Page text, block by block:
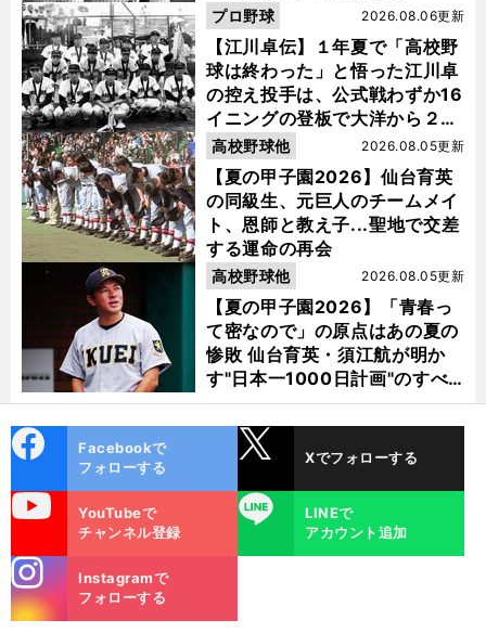
【江川卓伝】１年夏で「高校野
球は終わった」と悟った江川卓
の控え投手は、公式戦わずか16
イニングの登板で大洋から２位
指名を受けた
2026.08.06更新
プロ野球
【夏の甲子園2026】仙台育英
の同級生、元巨人のチームメイ
ト、恩師と教え子...聖地で交差
する運命の再会
2026.08.05更新
高校野球他
【夏の甲子園2026】「青春っ
て密なので」の原点はあの夏の
惨敗 仙台育英・須江航が明か
す"日本一1000日計画"のすべ
て
2026.08.05更新
高校野球他
ok
Facebookで
フォローする
Xでフォローする
YouTubeで
チャンネル登録
LINE
LINEで
アカウント追加
m
Instagramで
フォローする